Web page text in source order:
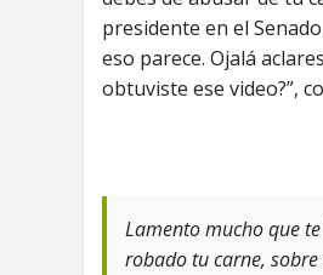
presidente en el
eso parece. Ojalá
obtuviste ese video?”,
Lamento mucho que
robado tu carne,